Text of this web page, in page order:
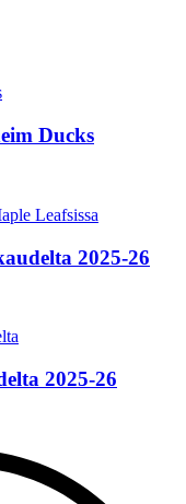
Ducks
2025-26
2025-26